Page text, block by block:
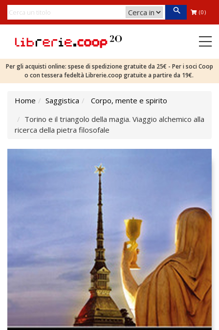
(0)
Per gli acquisti online: spese di spedizione gratuite da 25€ - Per i soci Coop
o con tessera fedeltà Librerie.coop gratuite a partire da 19€.
Home Saggistica
Corpo, mente e spirito
Torino e il triangolo della magia. Viaggio alchemico alla
ricerca della pietra filosofale